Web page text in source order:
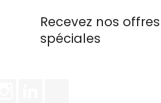
Recevez nos offres
spéciales